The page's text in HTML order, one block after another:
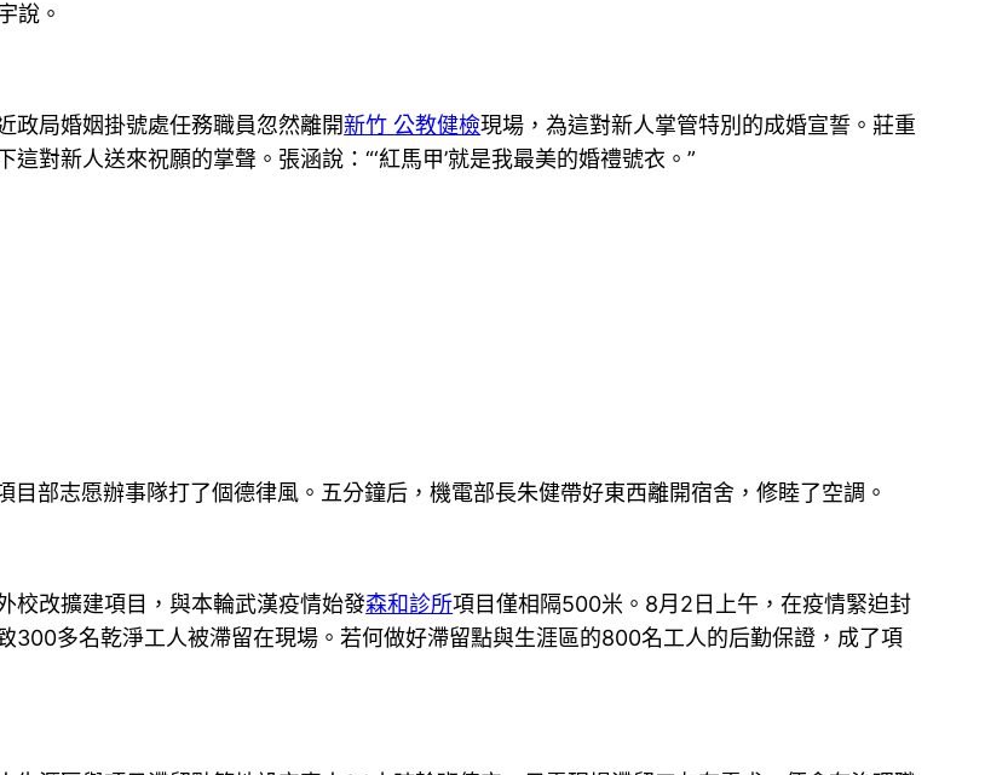
說。
政局婚姻掛號處任務職員忽然離開新竹 公教健檢現場，為這對新人掌管特別的成婚宣誓。莊重
對新人送來祝願的掌聲。張涵說：“‘紅馬甲’就是我最美的婚禮號衣。”
部志愿辦事隊打了個德律風。五分鐘后，機電部長朱健帶好東西離開宿舍，修睦了空調。
校改擴建項目，與本輪武漢疫情始發森和診所項目僅相隔500米。8月2日上午，在疫情緊迫封
300多名乾淨工人被滯留在現場。若何做好滯留點與生涯區的800名工人的后勤保證，成了項